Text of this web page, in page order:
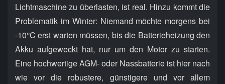
Lichtmaschine zu überlasten, ist real. Hinzu kommt die
Problematik im Winter: Niemand möchte morgens bei
-10°C erst warten müssen, bis die Batterieheizung den
Akku aufgeweckt hat, nur um den Motor zu starten.
Eine hochwertige AGM- oder Nassbatterie ist hier nach
wie vor die robustere, günstigere und vor allem